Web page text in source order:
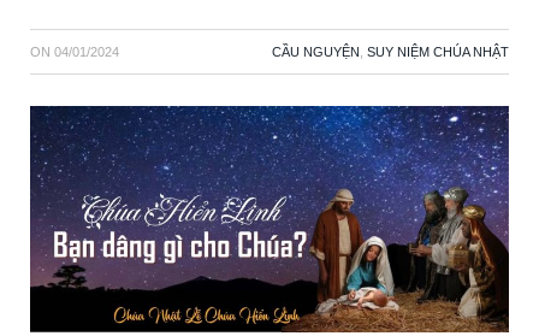
ON 04/01/2024 CẦU NGUYỆN SUY NIỆM CHÚA NHẬT